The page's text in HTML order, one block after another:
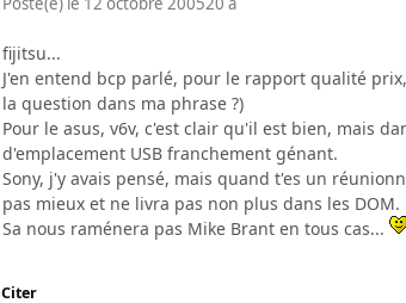
fijitsu...
J'en entend bcp parlé, pour le rapport qualité
la question dans ma phrase ?)
Pour le asus, v6v, c'est clair qu'il est bien, mais
d'emplacement USB franchement génant.
Sony, j'y avais pensé, mais quand t'es un
pas mieux et ne livra pas non plus dans les DOM.
Sa nous raménera pas Mike Brant en tous cas...
Citer